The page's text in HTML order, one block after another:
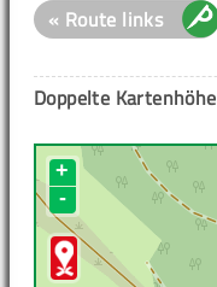
« Route links
Doppelte Kartenhöhe
+
-